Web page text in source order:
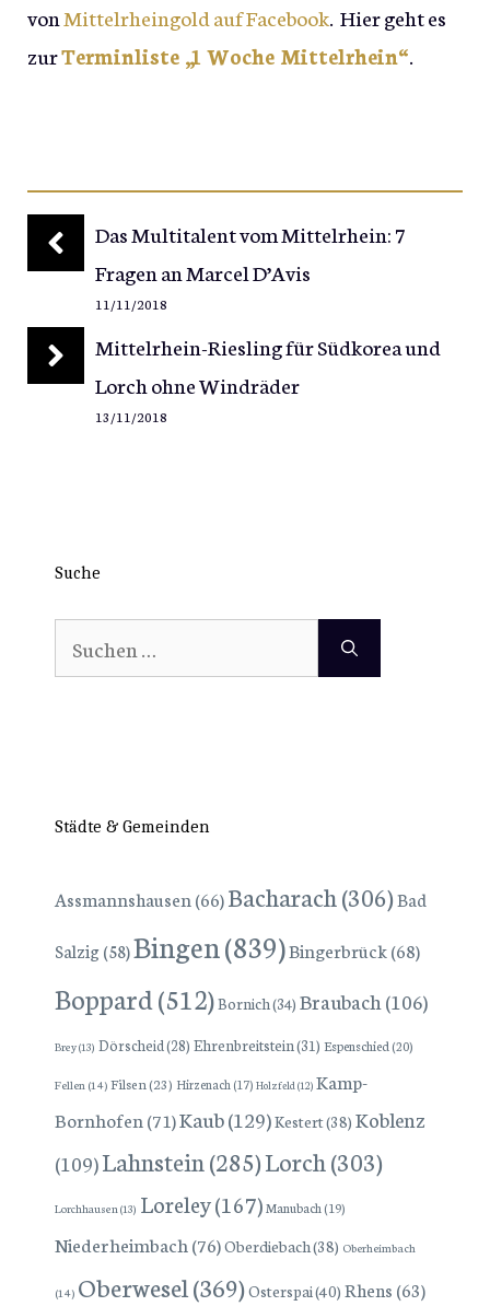
von Mittelrheingold auf Facebook. Hier geht es
zurTerminliste „1 Woche Mittelrhein“.
Das Multitalent vom Mittelrhein: 7
Fragen an Marcel D’Avis
11/11/2018
Mittelrhein-Riesling für Südkorea und
Lorch ohne Windräder
13/11/2018
Suche
Suchen
nach:
Städte & Gemeinden
Assmannshausen (66)Bacharach(306)Bad
Salzig(58)Bingen(839)Bingerbrück(68)
Boppard(512)Bornich(34) Braubach(106)
Brey(13) Dörscheid(28) Ehrenbreitstein(31) Espenschied(20)
Fellen (14) Filsen(23) Hirzenach(17) Holzfeld(12) Kamp-
Bornhofen (71)Kaub(129)Kestert(38) Koblenz
(109)Lahnstein(285)Lorch(303)
Lorchhausen(13) Loreley(167)Manubach(19)
Niederheimbach (76)Oberdiebach(38) Oberheimbach
(14) Oberwesel(369)Osterspai(40) Rhens (63)